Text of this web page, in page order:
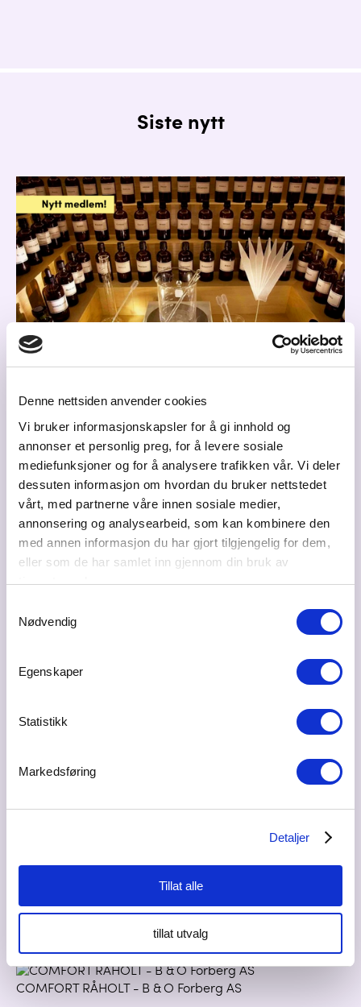
Denne nettsiden anvender cookies
Vi bruker informasjonskapsler for å gi innhold og
annonser et personlig preg, for å levere sosiale
mediefunksjoner og for å analysere trafikken vår. Vi deler
dessuten informasjon om hvordan du bruker nettstedet
vårt, med partnerne våre innen sosiale medier,
annonsering og analysearbeid, som kan kombinere den
med annen informasjon du har gjort tilgjengelig for dem,
eller som de har samlet inn gjennom din bruk av
tjenestene deres.
Nødvendig
Egenskaper
Statistikk
Markedsføring
Detaljer
Tillat alle
tillat utvalg
Siste nytt
Duft.no: Designer og skaper "Duften av din
merkevare"
Luktesansen er den kraftigste og mest emosjonelle av
alle sansene, og er direkte knyttet til minnet.
Verdien av en egen signaturduftfor ditt
gründer av Duft.no, Joachim Aulie.
COMFORT RÅHOLT kan by på 400m2 med
baderomsinspirasjon
10.07.2026
COMFORT RÅHOLT - B & O Forberg AS